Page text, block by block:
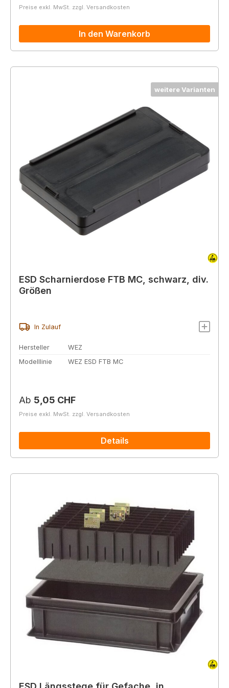
Preise exkl. MwSt. zzgl. Versandkosten
In den Warenkorb
weitere Varianten
ESD Scharnierdose FTB MC, schwarz, div.
Größen
In Zulauf
Hersteller
WEZ
Modelllinie
WEZ ESD FTB MC
Regulärer Preis:
Ab 5,05 CHF
Preise exkl. MwSt. zzgl. Versandkosten
Details